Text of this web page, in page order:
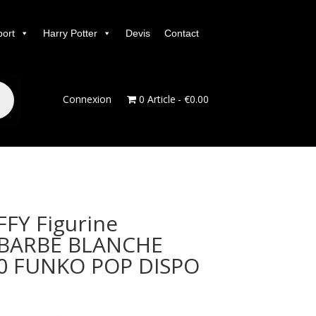
Harry Potter Devis Contact
Connexion 0 Article €0.00
Figurine
BLANCHE
FUNKO POP DISPO